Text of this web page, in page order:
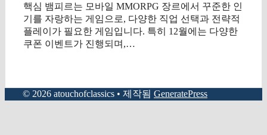
핵심 뱀피르는 모바일 MMORPG 장르에서 꾸준한 인
기를 자랑하는 게임으로, 다양한 직업 선택과 전략적
플레이가 필요한 게임입니다. 특히 12월에는 다양한
쿠폰 이벤트가 진행되며,…
© 2026 atouchofclassics • 제작됨 GeneratePress